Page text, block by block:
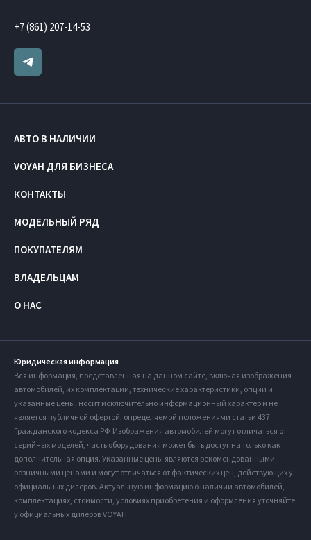
+7 (861) 207-14-53
АВТО В НАЛИЧИИ
VOYAH ДЛЯ БИЗНЕСА
КОНТАКТЫ
МОДЕЛЬНЫЙ РЯД
ПОКУПАТЕЛЯМ
ВЛАДЕЛЬЦАМ
О НАС
Юридическая информация
Вся информация, представленная на данном сайте, включая изображения
автомобилей, их комплектации, технические характеристики, опции и
указанные цены, носит исключительно информационный характер и не
является публичной офертой, определяемой положениями статьи 437
Гражданского кодекса РФ. Изображения автомобилей могут отличаться от
серийных моделей, часть оборудования может быть доступна только как
дополнительная опция. Указанные цены являются рекомендованными
розничными ценами и могут отличаться от фактических цен, действующих у
официальных дилеров. Актуальную информацию о наличии автомобилей,
комплектациях, стоимости, условиях приобретения и оформления уточняйте
у официальных дилеров VOYAH.